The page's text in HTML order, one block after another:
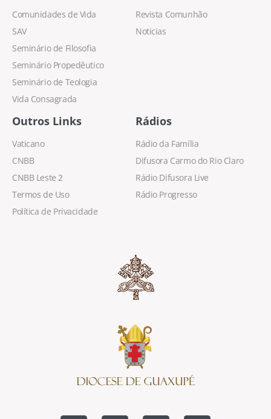
Comunidades de Vida
SAV
Seminário de Filosofia
Seminário Propedêutico
Seminário de Teologia
Vida Consagrada
Revista Comunhão
Noticias
Outros Links
Vaticano
CNBB
CNBB Leste 2
Termos de Uso
Política de Privacidade
Rádios
Rádio da Família
Difusora Carmo do Rio Claro
Rádio Difusora Live
Rádio Progresso